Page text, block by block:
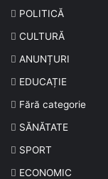
POLITICĂ
CULTURĂ
ANUNȚURI
EDUCAȚIE
Fără categorie
SĂNĂTATE
SPORT
ECONOMIC